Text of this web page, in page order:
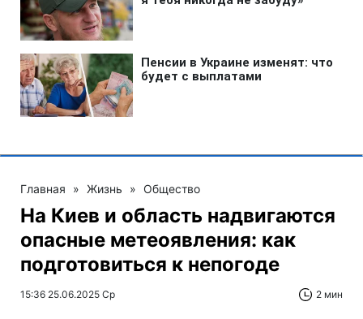
Главная » Жизнь » Общество
На Киев и область надвигаются
опасные метеоявления: как
подготовиться к непогоде
15:36 25.06.2025 Ср 2 мин